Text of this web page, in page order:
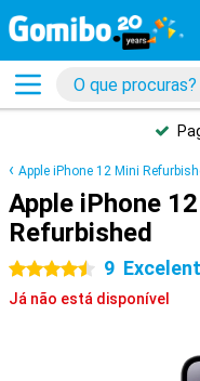
Apple iPhone 12 Mini
Apple iPhone
Refurbished
4.5 estrelas 9
Já não está disponível